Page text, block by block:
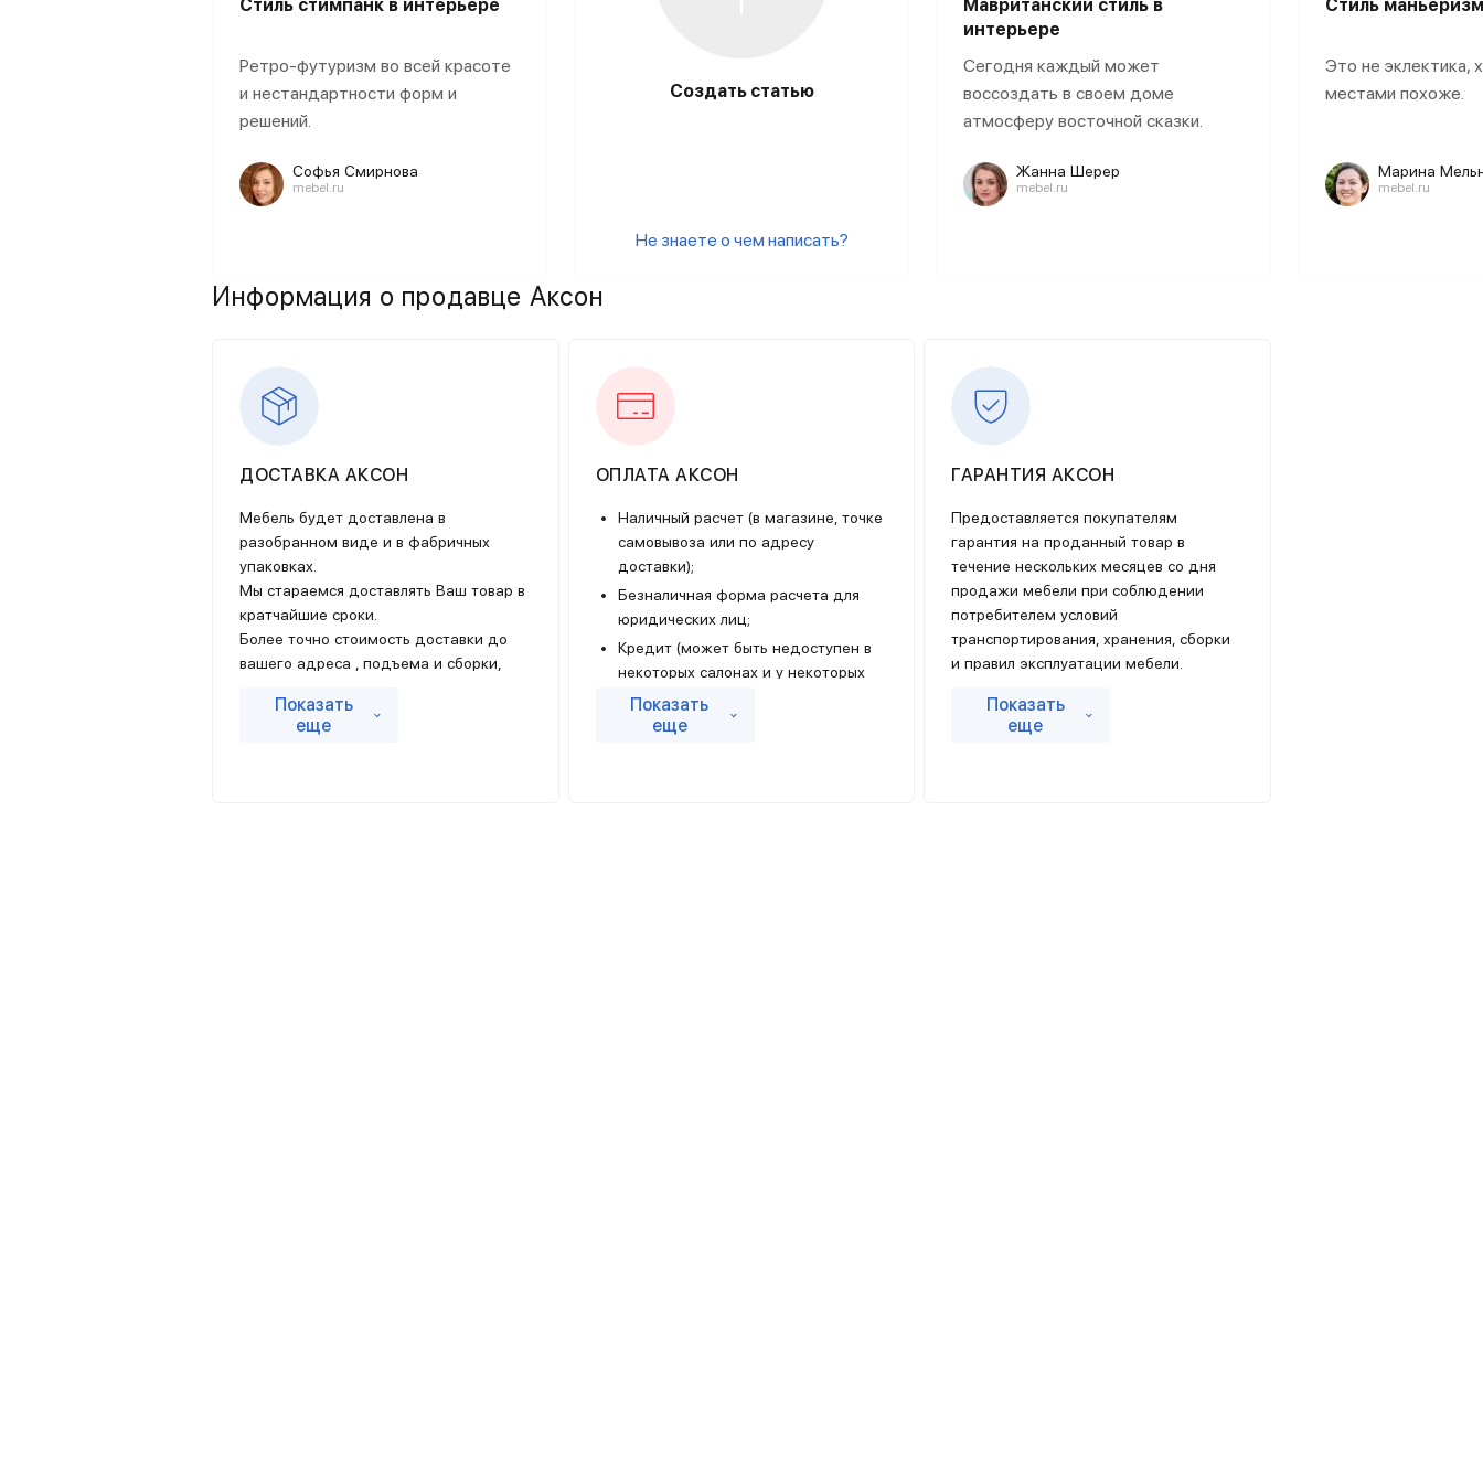
Стиль стимпанк в интерьере
Ретро-футуризм во всей красоте
и нестандартности форм и
решений.
Софья Смирнова
mebel.ru
Создать статью
Не знаете о чем написать?
Мавританский стиль в
интерьере
Сегодня каждый может
воссоздать в своем доме
атмосферу восточной сказки.
Жанна Шерер
mebel.ru
Стиль
Это не эклектика,
местами похоже.
Марина
mebel.ru
Информация о продавце Аксон
ДОСТАВКА АКСОН
Мебель будет доставлена в
разобранном виде и в фабричных
упаковках.
Мы стараемся доставлять Ваш товар в
кратчайшие сроки.
Более точно стоимость доставки до
вашего адреса , подъема и сборки,
просчитает оператор когда будет с
вами созваниваться и подтверждать
Показать
еще
ОПЛАТА АКСОН
Наличный расчет (в магазине, точке
самовывоза или по адресу
доставки);
Безналичная форма расчета для
юридических лиц;
Кредит (может быть недоступен в
некоторых салонах и у некоторых
продавцов);
Банковские переводы.
Показать
еще
ГАРАНТИЯ АКСОН
Предоставляется покупателям
гарантия на проданный товар в
течение нескольких месяцев со дня
продажи мебели при соблюдении
потребителем условий
транспортирования, хранения, сборки
и правил эксплуатации мебели.
от типа мебели и материалов.
Показать
еще